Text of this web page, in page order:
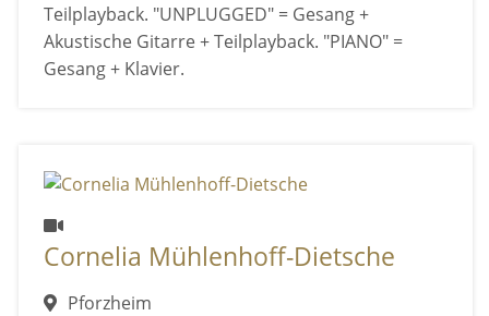
Teilplayback. "UNPLUGGED" = Gesang +
Akustische Gitarre + Teilplayback. "PIANO" =
Gesang + Klavier.
Cornelia Mühlenhoff-Dietsche
Pforzheim